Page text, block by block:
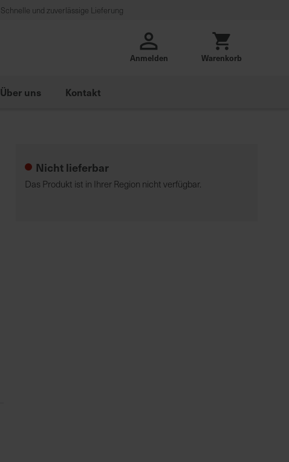
Schnelle und zuverlässige Lieferung
Anmelden Warenkorb
Über uns Kontakt
Nicht lieferbar
Das Produkt ist in Ihrer Region nicht verfügbar.